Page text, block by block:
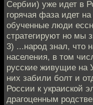
Сербии) уже идет в
горячая фаза идет
обученные люди
стратегируют но мы
3) ...народ знал, что
населения, в том
русские живущие на
них забили болт и
России к украиской
драгоценным